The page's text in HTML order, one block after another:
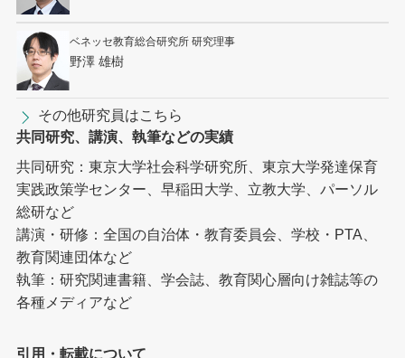
ベネッセ教育総合研究所 研究理事
野澤 雄樹
その他研究員はこちら
共同研究、講演、執筆などの実績
共同研究：東京大学社会科学研究所、東京大学発達保育
実践政策学センター、早稲田大学、立教大学、パーソル
総研など
講演・研修：全国の自治体・教育委員会、学校・PTA、
教育関連団体など
執筆：研究関連書籍、学会誌、教育関心層向け雑誌等の
各種メディアなど
引用・転載について